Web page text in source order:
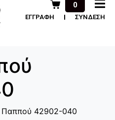
0
ΕΓΓΡΑΦΗ ΣΥΝΔΕΣΗ
Παππού 42902-040